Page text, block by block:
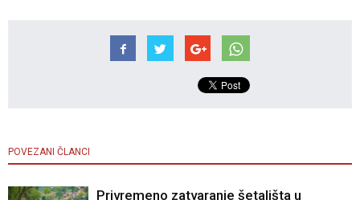
POVEZANI ČLANCI
Privremeno zatvaranje šetališta u